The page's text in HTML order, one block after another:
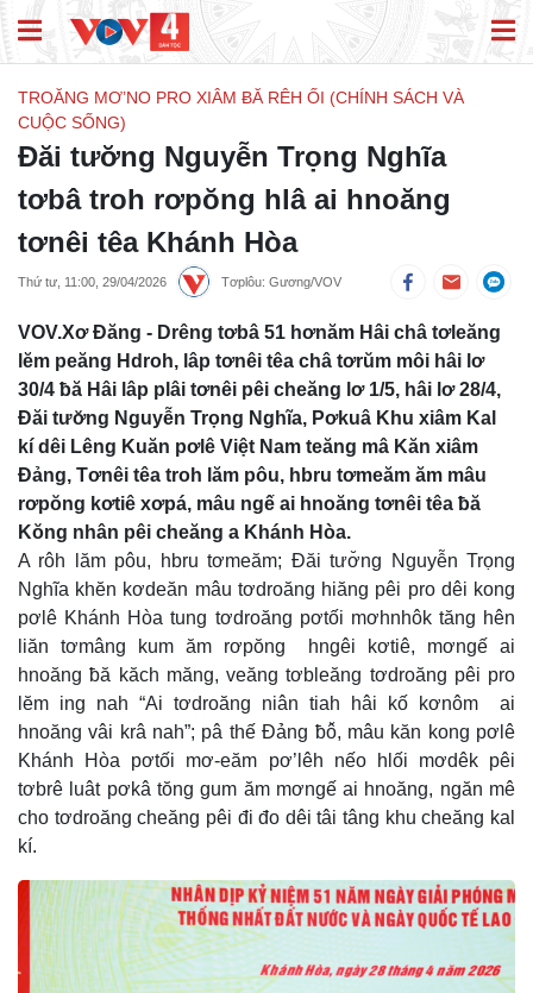
TROĂNG MƠ’NO PRO XIÂM ɃĂ RÊH ỐI (CHÍNH SÁCH VÀ
CUỘC SỐNG)
Đăi tươ̆ng Nguyễn Trọng Nghĩa
tơbâ troh rơpŏng hlâ ai hnoăng
tơnêi têa Khánh Hòa
Thứ tư, 11:00, 29/04/2026 Tơplôu: Gương/VOV
VOV.Xơ Đăng - Drêng tơbâ 51 hơnăm Hâi châ tơleăng
lĕm peăng Hdroh, lâp tơnêi têa châ tơrŭm môi hâi lơ
30/4 ƀă Hâi lâp plâi tơnêi pêi cheăng lơ 1/5, hâi lơ 28/4,
Đăi tươ̆ng Nguyễn Trọng Nghĩa, Pơkuâ Khu xiâm Kal
kí dêi Lêng Kuăn pơlê Việt Nam teăng mâ Kăn xiâm
Đảng, Tơnêi têa troh lăm pôu, hbru tơmeăm ăm mâu
rơpŏng kơtiê xơpá, mâu ngế ai hnoăng tơnêi têa ƀă
Kŏng nhân pêi cheăng a Khánh Hòa.
A rôh lăm pôu, hbru tơmeăm; Đăi tươ̆ng Nguyễn Trọng
Nghĩa khĕn kơdeăn mâu tơdroăng hiăng pêi pro dêi kong
pơlê Khánh Hòa tung tơdroăng pơtối mơhnhôk tăng hên
liăn tơmâng kum ăm rơpŏng hngêi kơtiê, mơngế ai
hnoăng ƀă kăch măng, veăng tơbleăng tơdroăng pêi pro
lĕm ing nah “Ai tơdroăng niân tiah hâi kố kơnôm ai
hnoăng vâi krâ nah”; pâ thế Đảng ƀô̆, mâu kăn kong pơlê
Khánh Hòa pơtối mơ-eăm pơ’lêh nếo hlối mơdêk pêi
tơbrê luât pơkâ tŏng gum ăm mơngế ai hnoăng, ngăn mê
cho tơdroăng cheăng pêi đi đo dêi tâi tâng khu cheăng kal
kí.